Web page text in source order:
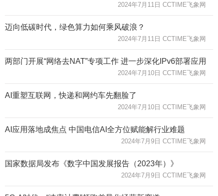
2024年7月11日 CCTIME飞象网
迈向低碳时代，绿色算力如何乘风破浪？
2024年7月11日 CCTIME飞象网
两部门开展“网络去NAT”专项工作 进一步深化IPv6部署应用
2024年7月10日 CCTIME飞象网
AI重塑互联网，快递和网约车先翻脸了
2024年7月10日 CCTIME飞象网
AI应用落地成焦点 中国电信AI全方位赋能解行业难题
2024年7月9日 CCTIME飞象网
国家数据局发布《数字中国发展报告（2023年）》
2024年7月9日 CCTIME飞象网